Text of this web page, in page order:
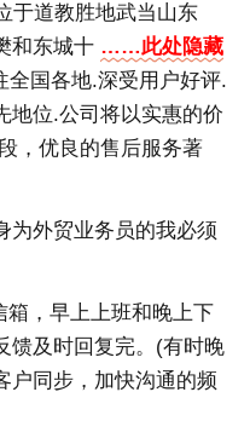
于道教胜地武当山东
和东城十 ……此处隐藏
全国各地.深受用户好评.
地位.公司将以实惠的价
，优良的售后服务著
为外贸业务员的我必须
箱，早上上班和晚上下
馈及时回复完。(有时晚
户同步，加快沟通的频